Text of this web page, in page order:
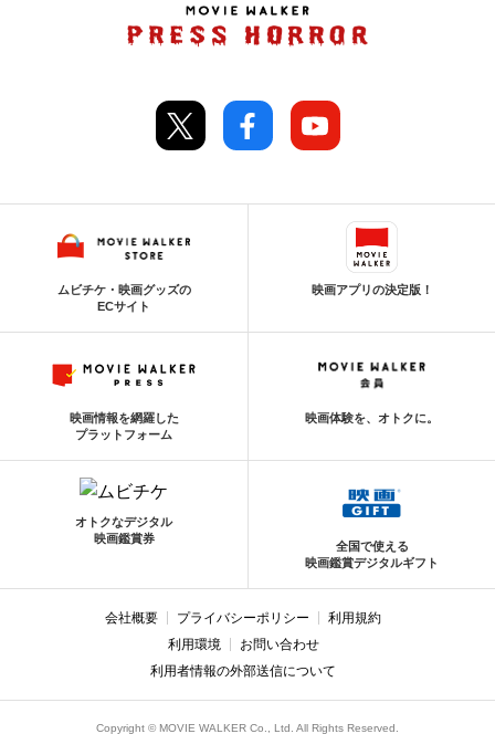
ムビチケ・映画グッズの
ECサイト
映画アプリの決定版！
映画情報を網羅した
プラットフォーム
映画体験を、オトクに。
オトクなデジタル
映画鑑賞券
全国で使える
映画鑑賞デジタルギフト
会社概要 プライバシーポリシー
利用規約
利用環境
お問い合わせ
利用者情報の外部送信について
Copyright © MOVIE WALKER Co., Ltd. All Rights Reserved.